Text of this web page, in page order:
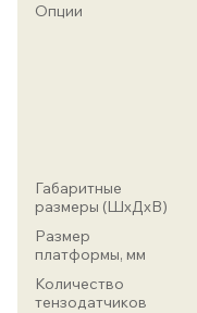
Опции
Габаритные
размеры (ШхДхВ)
Размер
платформы, мм
Количество
тензодатчиков